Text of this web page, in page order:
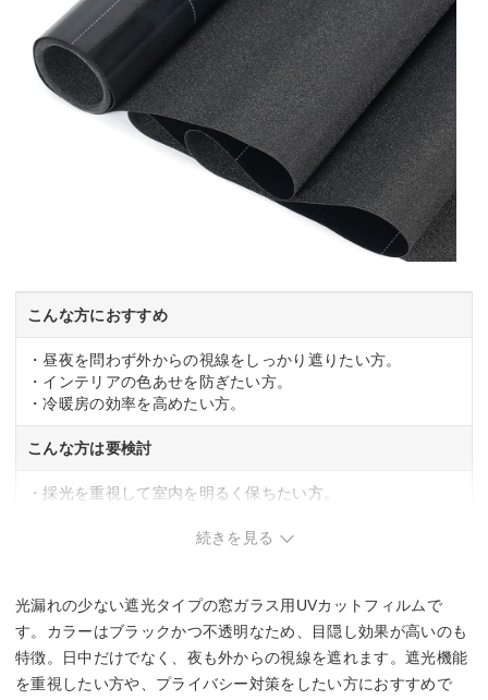
こんな方におすすめ
・昼夜を問わず外からの視線をしっかり遮りたい方。
・インテリアの色あせを防ぎたい方。
・冷暖房の効率を高めたい方。
こんな方は要検討
・採光を重視して室内を明るく保ちたい方。
続きを見る
光漏れの少ない遮光タイプの窓ガラス用UVカットフィルムで
す。カラーはブラックかつ不透明なため、目隠し効果が高いのも
特徴。日中だけでなく、夜も外からの視線を遮れます。遮光機能
を重視したい方や、プライバシー対策をしたい方におすすめで